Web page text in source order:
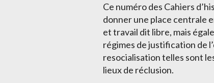
Ce numéro des Cahiers
donner une place centrale
et travail dit libre, mais
régimes de justification de
resocialisation telles sont
lieux de réclusion.